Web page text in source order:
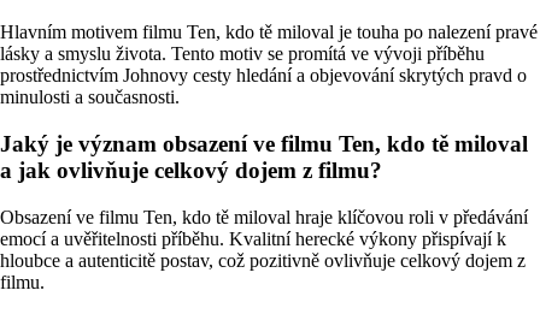
Hlavním motivem filmu Ten, kdo tě miloval je touha po nalezení pravé
lásky a smyslu života. Tento motiv se promítá ve vývoji příběhu
prostřednictvím Johnovy cesty hledání a objevování skrytých pravd o
minulosti a současnosti.
Jaký je význam obsazení ve filmu Ten, kdo tě miloval
a jak ovlivňuje celkový dojem z filmu?
Obsazení ve filmu Ten, kdo tě miloval hraje klíčovou roli v předávání
emocí a uvěřitelnosti příběhu. Kvalitní herecké výkony přispívají k
hloubce a autenticitě postav, což pozitivně ovlivňuje celkový dojem z
filmu.